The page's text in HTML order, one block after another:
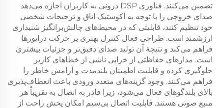
تضمین می‌کنند. فناوری DSP درونی به کاربران اجازه می‌دهد
صدای خروجی را با توجه به آکوستیک اتاق و ترجیحات شخصی
خود تنظیم کنند، قابلیتی که در محیط‌های چالش‌برانگیز شنیداری
ارزشمند است. طراحی فعال کنترل بهتری بر حرکت درایورها
فراهم می‌کند و نتیجهٔ آن تولید صدای دقیق‌تر و جزئیات بیشتری
است. مدارهای حفاظتی از خرابی ناشی از خطاهای کاربر
جلوگیری کرده و قابلیت اطمینان بلندمدت و آرامش خاطر را
فراهم می‌کنند. وجود گزینه‌های متعدد ورودی باعث انعطاف‌پذیری
بالای بلندگوهای فعال می‌شود، زیرا قادر به اتصال به تقریباً هر
منبع صوتی هستند. قابلیت اتصال بی‌سیم امکان پخش راحت از